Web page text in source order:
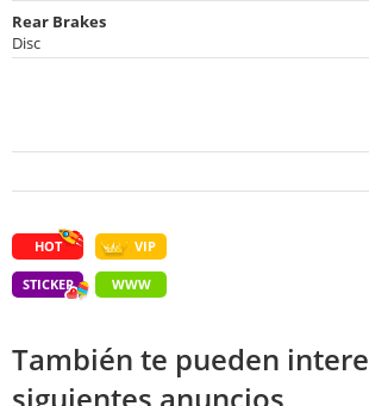
Rear Brakes
Disc
HOT VIP
STICKER WWW
También te pueden